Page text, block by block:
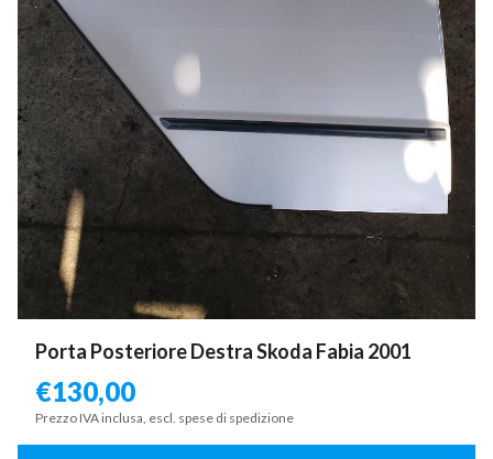
Porta Posteriore Destra Skoda Fabia 2001
€130,00
Prezzo IVA inclusa, escl. spese di spedizione